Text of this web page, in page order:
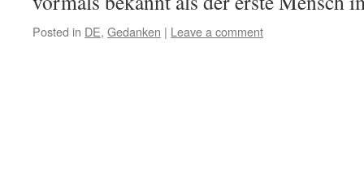
Posted in DE, Gedanken | Leave a comment